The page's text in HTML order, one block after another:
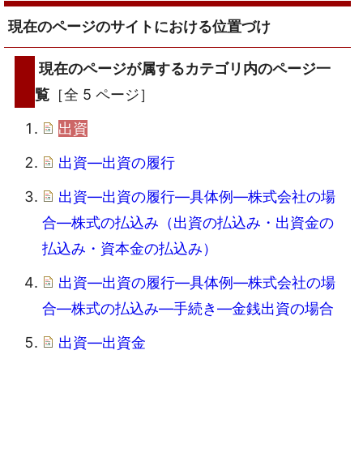
現在のページのサイトにおける位置づけ
現在のページが属するカテゴリ内のページ一
覧 ［全 5 ページ］
出資
出資―出資の履行
出資―出資の履行―具体例―株式会社の場
合―株式の払込み（出資の払込み・出資金の
払込み・資本金の払込み）
出資―出資の履行―具体例―株式会社の場
合―株式の払込み―手続き―金銭出資の場合
出資―出資金